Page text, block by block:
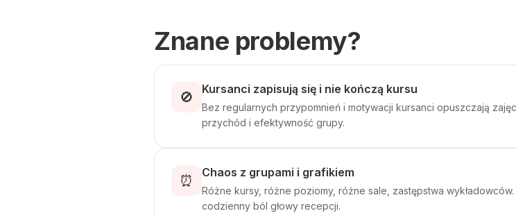
Znane problemy?
🚫 Kursanci zapisują się i nie kończą kursu
Bez regularnych przypomnień i motywacji kursanci opuszczają
przychód i efektywność grupy.
⏰ Chaos z grupami i grafikiem
Różne kursy, różne poziomy, różne sale, zastępstwa
codzienny ból głowy recepcji.